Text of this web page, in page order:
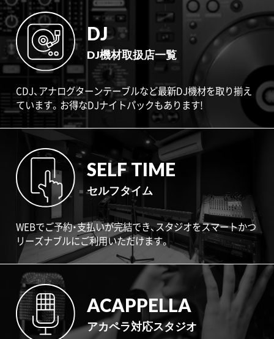
DJ
DJ機材取扱店一覧
CDJ、アナログターンテーブルなど最新DJ機材を取り揃え
ています。お得なDJナイトパックもあります!
SELF TIME
セルフタイム
WEBでご予約・支払いが完結でき、スタジオをスマートかつ
リーズナブルにご利用いただけます。
ACAPPELLA
アカペラ対応スタジオ